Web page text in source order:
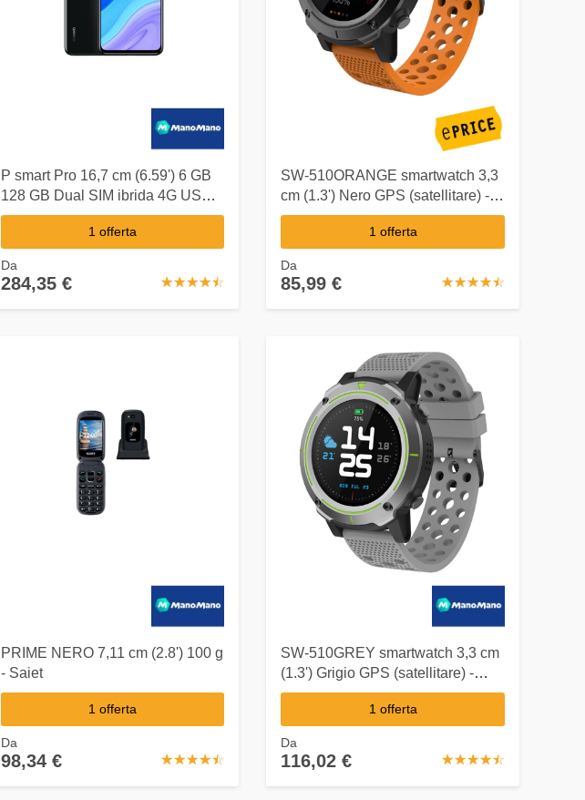
P smart Pro 16,7 cm (6.59') 6 GB
128 GB Dual SIM ibrida 4G USB
tipo-C Nero Android 9.0 4000 mAh
1 offerta
☆☆☆☆☆
★★★★★
Da
284,35 €
SW-510ORANGE smartwatch 3,3
cm (1.3') Nero GPS (satellitare) -
Denver
1 offerta
☆☆☆☆☆
★★★★★
Da
85,99 €
PRIME NERO 7,11 cm (2.8') 100 g
- Saiet
1 offerta
☆☆☆☆☆
★★★★★
Da
98,34 €
SW-510GREY smartwatch 3,3 cm
(1.3') Grigio GPS (satellitare) -
Denver
1 offerta
☆☆☆☆☆
★★★★★
Da
116,02 €